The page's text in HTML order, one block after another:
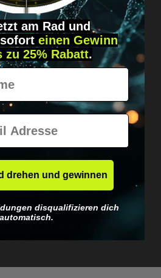
& neutral
EU-Zollfalle
was du siehst.
am Rad und
sofort einen Gewinn
zu 25% Rabatt.
drehen und gewinnen
disqualifizieren dich
automatisch.